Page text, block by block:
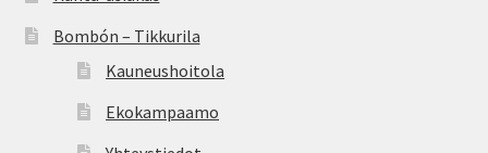
Bombón – Tikkurila
Kauneushoitola
Ekokampaamo